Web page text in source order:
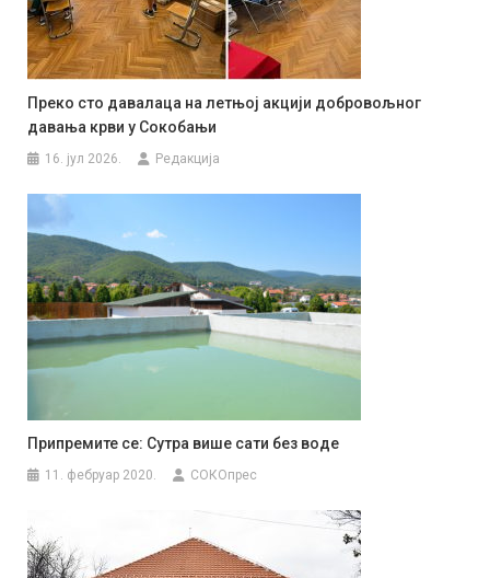
Преко сто давалаца на летњој акцији добровољног
давања крви у Сокобањи
16. јул 2026. Редакција
Припремите се: Сутра више сати без воде
11. фебруар 2020. СОКОпрес